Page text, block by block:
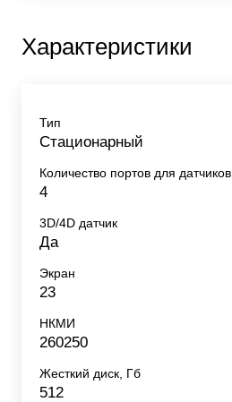
Характеристики
Тип
Стационарный
Количество портов для датчиков
4
3D/4D датчик
Да
Экран
23
НКМИ
260250
Жесткий диск, Гб
512